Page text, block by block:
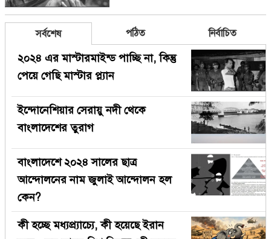
সর্বশেষ পঠিত নির্বাচিত
২০২৪ এর মাস্টারমাইন্ড পাচ্ছি না, কিন্তু
পেয়ে গেছি মাস্টার প্ল্যান
ইন্দোনেশিয়ার সেরায়ু নদী থেকে
বাংলাদেশের তুরাগ
বাংলাদেশে ২০২৪ সালের ছাত্র
আন্দোলনের নাম জুলাই আন্দোলন হল
কেন?
কী হচ্ছে মধ্যপ্র্যাচ্যে, কী হয়েছে ইরান